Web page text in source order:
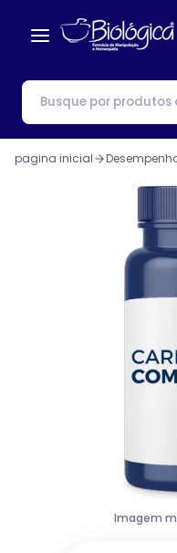
pagina inicial
Imagem